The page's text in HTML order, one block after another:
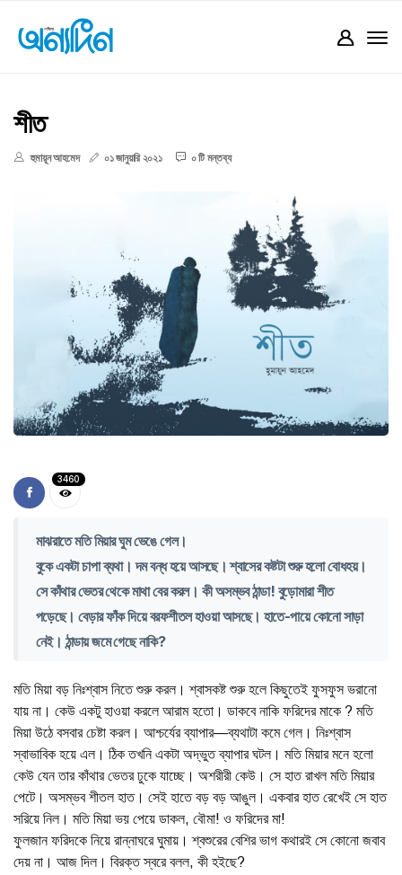
শীত
হুমায়ূন আহমেদ ০১ জানুয়ারি ২০২১ ০ টি মন্তব্য
3460
মাঝরাতে মতি মিয়ার ঘুম ভেঙে গেল।
বুকে একটা চাপা ব্যথা। দম বন্ধ হয়ে আসছে। শ্বাসের কষ্টটা শুরু হলো বোধহয়।
সে কাঁথার ভেতর থেকে মাথা বের করল। কী অসম্ভব ঠান্ডা! বুড়োমারা শীত
পড়েছে। বেড়ার ফাঁক দিয়ে বরফশীতল হাওয়া আসছে। হাতে-পায়ে কোনো সাড়া
নেই। ঠান্ডায় জমে গেছে নাকি?
মতি মিয়া বড় নিঃশ্বাস নিতে শুরু করল। শ্বাসকষ্ট শুরু হলে কিছুতেই ফুসফুস ভরানো
যায় না। কেউ একটু হাওয়া করলে আরাম হতো। ডাকবে নাকি ফরিদের মাকে ? মতি
মিয়া উঠে বসবার চেষ্টা করল। আশ্চর্যের ব্যাপার—ব্যথাটা কমে গেল। নিঃশ্বাস
স্বাভাবিক হয়ে এল। ঠিক তখনি একটা অদ্ভুত ব্যাপার ঘটল। মতি মিয়ার মনে হলো
কেউ যেন তার কাঁথার ভেতর ঢুকে যাচ্ছে। অশরীরী কেউ। সে হাত রাখল মতি মিয়ার
পেটে। অসম্ভব শীতল হাত। সেই হাতে বড় বড় আঙুল। একবার হাত রেখেই সে হাত
সরিয়ে নিল। মতি মিয়া ভয় পেয়ে ডাকল, বৌমা! ও ফরিদের মা!
ফুলজান ফরিদকে নিয়ে রান্নাঘরে ঘুমায়। শ্বশুরের বেশির ভাগ কথারই সে কোনো জবাব
দেয় না। আজ দিল। বিরক্ত স্বরে বলল, কী হইছে?